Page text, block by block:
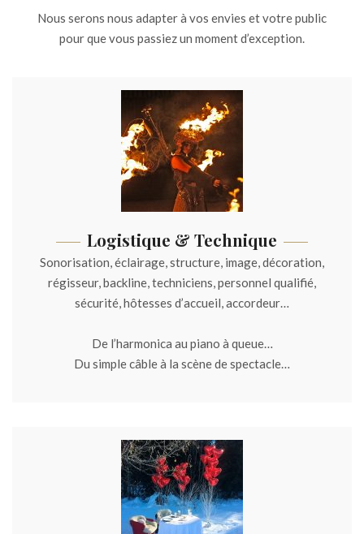
Nous serons nous adapter à vos envies et votre public
pour que vous passiez un moment d’exception.
Logistique & Technique
Sonorisation, éclairage, structure, image, décoration,
régisseur, backline, techniciens, personnel qualifié,
sécurité, hôtesses d’accueil, accordeur…
De l’harmonica au piano à queue…
Du simple câble à la scène de spectacle…